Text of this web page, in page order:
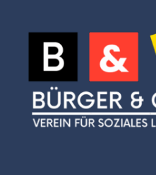
Inhalt
springen